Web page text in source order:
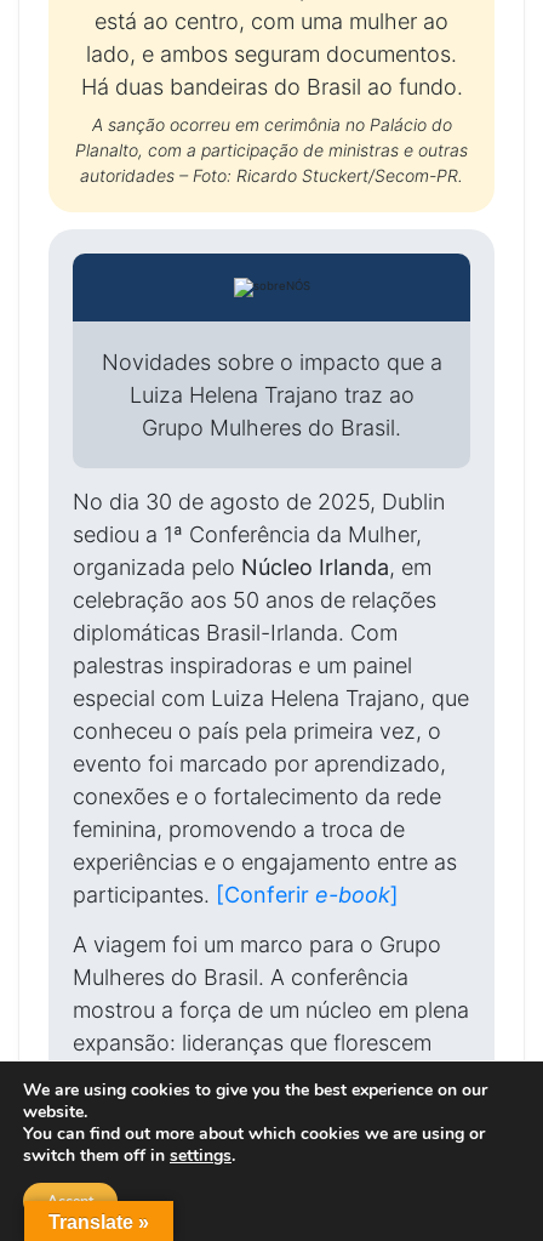
A sanção ocorreu em cerimônia no Palácio do
Planalto, com a participação de ministras e outras
autoridades – Foto: Ricardo Stuckert/Secom-PR.
Novidades sobre o impacto que a
Luiza Helena Trajano traz ao
Grupo Mulheres do Brasil.
No dia 30 de agosto de 2025, Dublin
sediou a 1ª Conferência da Mulher,
organizada pelo Núcleo Irlanda, em
celebração aos 50 anos de relações
diplomáticas Brasil-Irlanda. Com
palestras inspiradoras e um painel
especial com Luiza Helena Trajano, que
conheceu o país pela primeira vez, o
evento foi marcado por aprendizado,
conexões e o fortalecimento da rede
feminina, promovendo a troca de
experiências e o engajamento entre as
participantes. [Conferir e-book]
A viagem foi um marco para o Grupo
Mulheres do Brasil. A conferência
mostrou a força de um núcleo em plena
expansão: lideranças que florescem
hoje inspiram com coragem e
dedicação.
A programação reuniu experiências
culturais e institucionais: jantar no
Translate »
We are using cookies to give you the best experience on our
website.
You can find out more about which cookies we are using or
switch them off in settings.
Accept